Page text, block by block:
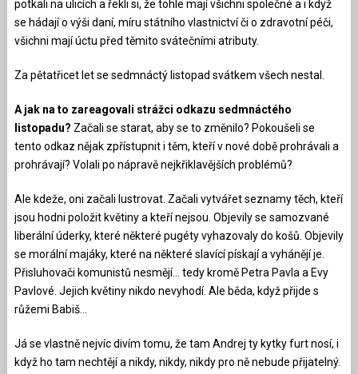
potkali na ulicích a řekli si, že tohle mají všichni společné a i když
se hádají o výši daní, míru státního vlastnictví či o zdravotní péči,
všichni mají úctu před těmito svátečními atributy.
Za pětatřicet let se sedmnáctý listopad svátkem všech nestal.
A jak na to zareagovali strážci odkazu sedmnáctého
listopadu? Začali se starat, aby se to změnilo? Pokoušeli se
tento odkaz nějak zpřístupnit i těm, kteří v nové době prohrávali a
prohrávají? Volali po nápravě nejkřiklavějších problémů?
Ale kdeže, oni začali lustrovat. Začali vytvářet seznamy těch, kteří
jsou hodni položit květiny a kteří nejsou. Objevily se samozvané
liberální úderky, které některé pugéty vyhazovaly do košů. Objevily
se morální majáky, které na některé slavící pískají a vyhánějí je.
Přisluhovači komunistů nesmějí… tedy kromě Petra Pavla a Evy
Pavlové. Jejich květiny nikdo nevyhodí. Ale běda, když přijde s
růžemi Babiš…
Já se vlastně nejvíc divím tomu, že tam Andrej ty kytky furt nosí, i
když ho tam nechtějí a nikdy, nikdy, nikdy pro ně nebude přijatelný.